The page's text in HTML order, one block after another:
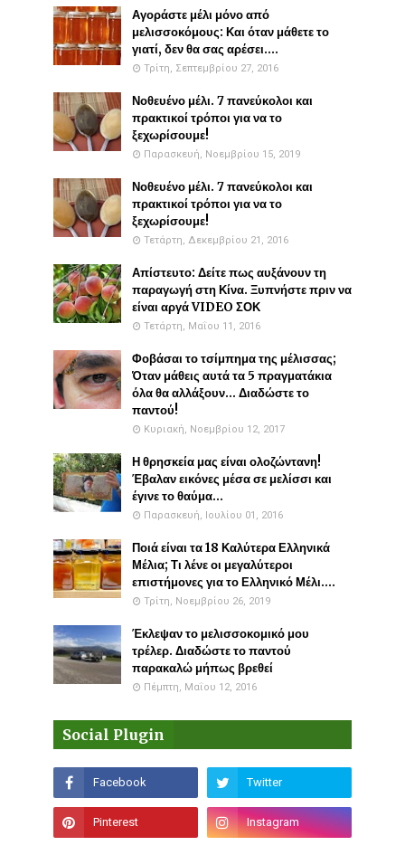
Αγοράστε μέλι μόνο από
μελισσοκόμους: Και όταν μάθετε το
γιατί, δεν θα σας αρέσει....
Τρίτη, Σεπτεμβρίου 27, 2016
Νοθευένο μέλι. 7 πανεύκολοι και
πρακτικοί τρόποι για να το
ξεχωρίσουμε!
Παρασκευή, Νοεμβρίου 15, 2019
Νοθευένο μέλι. 7 πανεύκολοι και
πρακτικοί τρόποι για να το
ξεχωρίσουμε!
Τετάρτη, Δεκεμβρίου 21, 2016
Απίστευτο: Δείτε πως αυξάνουν τη
παραγωγή στη Κίνα. Ξυπνήστε πριν να
είναι αργά VIDEO ΣΟΚ
Τετάρτη, Μαΐου 11, 2016
Φοβάσαι το τσίμπημα της μέλισσας;
Όταν μάθεις αυτά τα 5 πραγματάκια
όλα θα αλλάξουν... Διαδώστε το
παντού!
Κυριακή, Νοεμβρίου 12, 2017
Η θρησκεία μας είναι ολοζώντανη!
Έβαλαν εικόνες μέσα σε μελίσσι και
έγινε το θαύμα...
Παρασκευή, Ιουλίου 01, 2016
Ποιά είναι τα 18 Καλύτερα Ελληνικά
Μέλια; Τι λένε οι μεγαλύτεροι
επιστήμονες για το Ελληνικό Μέλι....
Τρίτη, Νοεμβρίου 26, 2019
Έκλεψαν το μελισσοκομικό μου
τρέλερ. Διαδώστε το παντού
παρακαλώ μήπως βρεθεί
Πέμπτη, Μαΐου 12, 2016
Social Plugin